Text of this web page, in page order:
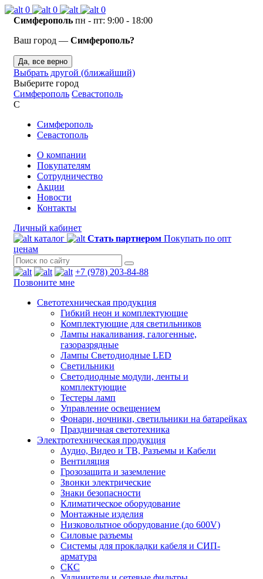
0 0
0
Симферополь пн - пт: 9:00 - 18:00
Ваш город — Симферополь?
Да, все верно
Выбрать другой (ближайший)
Выберите город
Симферополь Севастополь
С
Симферополь
Севастополь
О компании
Покупателям
Сотрудничество
Акции
Новости
Контакты
Личный кабинет
каталог
Стать партнером Покупать по опт
ценам
+7 (978) 203-84-88
Позвоните мне
Светотехническая продукция
Гибкий неон и комплектующие
Комплектующие для светильников
Лампы накаливания, галогенные,
газоразрядные
Лампы Светодиодные LED
Светильники
Светодиодные модули, ленты и
комплектующие
Тестеры ламп
Управление освещением
Фонари, ночники, светильники на батарейках
Праздничная светотехника
Электротехническая продукция
Аудио, Видео и ТВ, Разъемы и Кабели
Вентиляция
Грозозащита и заземление
Звонки электрические
Знаки безопасности
Климатическое оборудование
Монтажные изделия
Низковольтное оборудование (до 600V)
Силовые разъемы
Системы для прокладки кабеля и СИП-
арматура
СКС